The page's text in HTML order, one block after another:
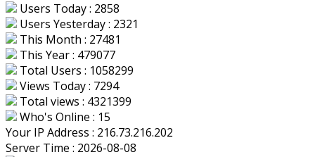
Users Today : 2858
Users Yesterday : 2321
This Month : 27481
This Year : 479077
Total Users : 1058299
Views Today : 7294
Total views : 4321399
Who's Online : 15
Your IP Address : 216.73.216.202
Server Time : 2026-08-08